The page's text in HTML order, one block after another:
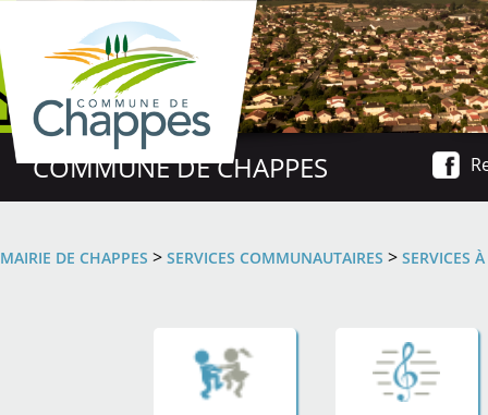
COMMUNE DE CHAPPES
MAIRIE DE CHAPPES > SERVICES COMMUNAUTAIRES > SERVICES